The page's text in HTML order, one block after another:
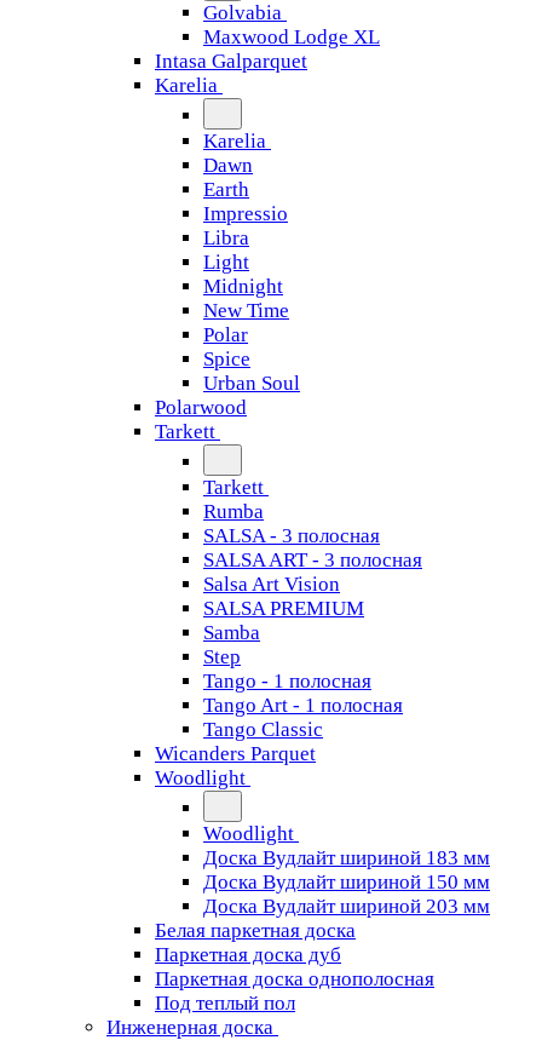
Golvabia
Maxwood Lodge XL
Intasa Galparquet
Karelia
Karelia
Dawn
Earth
Impressio
Libra
Light
Midnight
New Time
Polar
Spice
Urban Soul
Polarwood
Tarkett
Tarkett
Rumba
SALSA - 3 полосная
SALSA ART - 3 полосная
Salsa Art Vision
SALSA PREMIUM
Samba
Step
Tango - 1 полосная
Tango Art - 1 полосная
Tango Classiс
Wicanders Parquet
Woodlight
Woodlight
Доска Вудлайт шириной 183 мм
Доска Вудлайт шириной 150 мм
Доска Вудлайт шириной 203 мм
Белая паркетная доска
Паркетная доска дуб
Паркетная доска однополосная
Под теплый пол
Инженерная доска